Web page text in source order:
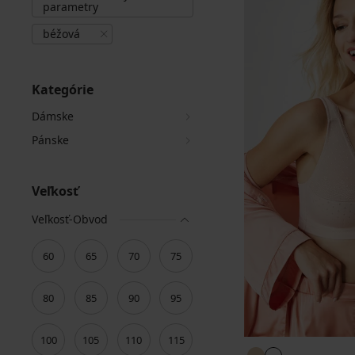
parametry
béžová
Kategórie
Dámske
Pánske
Veľkosť
Veľkosť-Obvod
60 65 70 75
80 85 90 95
100 105 110 115